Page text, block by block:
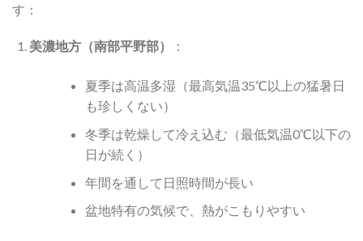
す：
美濃地方（南部平野部） ：
夏季は高温多湿（最高気温35℃以上の猛暑日
も珍しくない）
冬季は乾燥して冷え込む（最低気温0℃以下の
日が続く）
年間を通して日照時間が長い
盆地特有の気候で、熱がこもりやすい